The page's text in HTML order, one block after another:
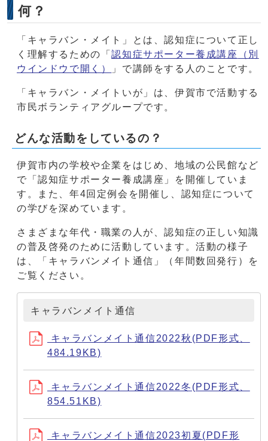
何？
「キャラバン・メイト」とは、認知症について正し
く理解するための「認知症サポーター養成講座
（別
ウインドウで開く）
」で講師をする人のことです。
「キャラバン・メイトいが」は、伊賀市で活動する
市民ボランティアグループです。
どんな活動をしているの？
伊賀市内の学校や企業をはじめ、地域の公民館など
で「認知症サポーター養成講座」を開催していま
す。また、年4回定例会を開催し、認知症について
の学びを深めています。
さまざまな年代・職業の人が、認知症の正しい知識
の普及啓発のために活動しています。活動の様子
は、「キャラバンメイト通信」（年間数回発行）を
ご覧ください。
キャラバンメイト通信
キャラバンメイト通信2022秋(PDF形式、
484.19KB)
キャラバンメイト通信2022冬(PDF形式、
854.51KB)
キャラバンメイト通信2023初夏(PDF形